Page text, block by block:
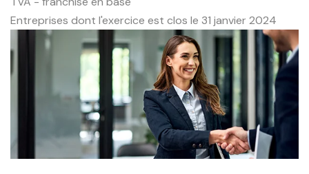
Entreprises dont l'exercice est clos le 31 janvier 2024